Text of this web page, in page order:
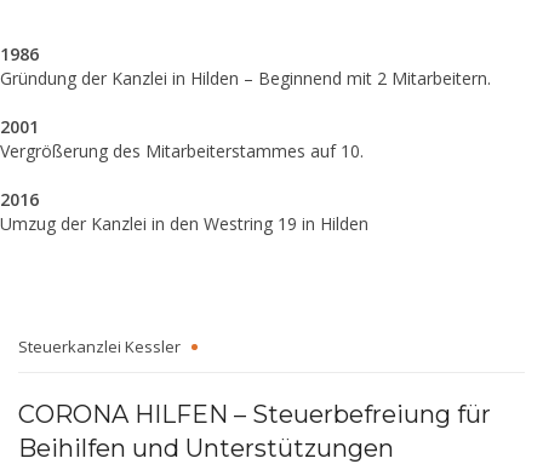
1986
Gründung der Kanzlei in Hilden – Beginnend mit 2 Mitarbeitern.
2001
Vergrößerung des Mitarbeiterstammes auf 10.
2016
Umzug der Kanzlei in den Westring 19 in Hilden
Steuerkanzlei Kessler
CORONA HILFEN – Steuerbefreiung für
Beihilfen und Unterstützungen